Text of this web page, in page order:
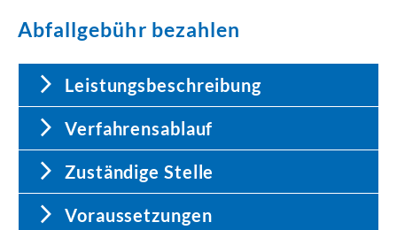
Abfallgebühr bezahlen
Leistungsbeschreibung
Verfahrensablauf
Zuständige Stelle
Voraussetzungen